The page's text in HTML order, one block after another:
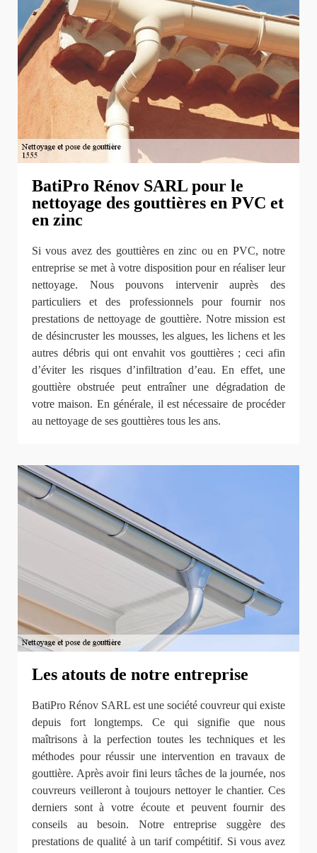
BatiPro Rénov SARL pour le
nettoyage des gouttières en PVC et
en zinc
Si vous avez des gouttières en zinc ou en PVC, notre
entreprise se met à votre disposition pour en réaliser leur
nettoyage. Nous pouvons intervenir auprès des
particuliers et des professionnels pour fournir nos
prestations de nettoyage de gouttière. Notre mission est
de désincruster les mousses, les algues, les lichens et les
autres débris qui ont envahit vos gouttières ; ceci afin
d’éviter les risques d’infiltration d’eau. En effet, une
gouttière obstruée peut entraîner une dégradation de
votre maison. En générale, il est nécessaire de procéder
au nettoyage de ses gouttières tous les ans.
Les atouts de notre entreprise
BatiPro Rénov SARL est une société couvreur qui existe
depuis fort longtemps. Ce qui signifie que nous
maîtrisons à la perfection toutes les techniques et les
méthodes pour réussir une intervention en travaux de
gouttière. Après avoir fini leurs tâches de la journée, nos
couvreurs veilleront à toujours nettoyer le chantier. Ces
derniers sont à votre écoute et peuvent fournir des
conseils au besoin. Notre entreprise suggère des
prestations de qualité à un tarif compétitif. Si vous avez